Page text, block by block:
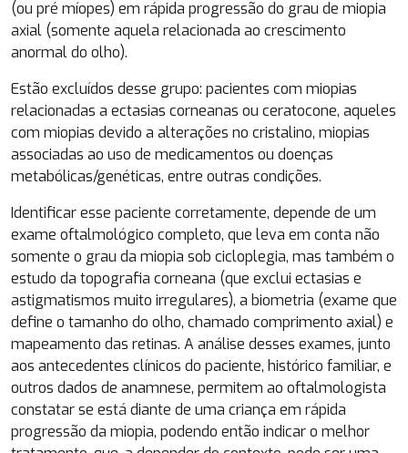
(ou pré míopes) em rápida progressão do grau de miopia
axial (somente aquela relacionada ao crescimento
anormal do olho).
Estão excluídos desse grupo: pacientes com miopias
relacionadas a ectasias corneanas ou ceratocone, aqueles
com miopias devido a alterações no cristalino, miopias
associadas ao uso de medicamentos ou doenças
metabólicas/genéticas, entre outras condições.
Identificar esse paciente corretamente, depende de um
exame oftalmológico completo, que leva em conta não
somente o grau da miopia sob cicloplegia, mas também o
estudo da topografia corneana (que exclui ectasias e
astigmatismos muito irregulares), a biometria (exame que
define o tamanho do olho, chamado comprimento axial) e
mapeamento das retinas. A análise desses exames, junto
aos antecedentes clínicos do paciente, histórico familiar, e
outros dados de anamnese, permitem ao oftalmologista
constatar se está diante de uma criança em rápida
progressão da miopia, podendo então indicar o melhor